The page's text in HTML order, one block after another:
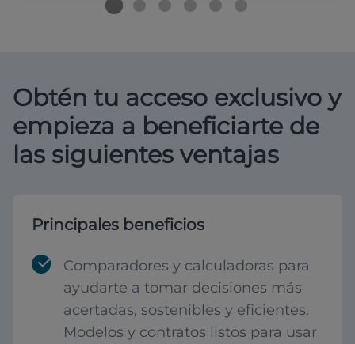
Obtén tu acceso exclusivo y
empieza a beneficiarte de
las siguientes ventajas
Principales beneficios
Comparadores y calculadoras para
ayudarte a tomar decisiones más
acertadas, sostenibles y eficientes.
Modelos y contratos listos para usar